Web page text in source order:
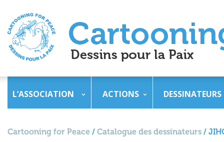
L’ASSOCIATION ACTIONS DESSINATEURS
Cartooning for Peace / Catalogue des dessinateurs /